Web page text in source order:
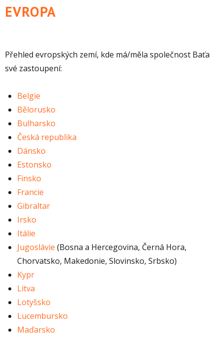
EVROPA
Přehled evropských zemí, kde má/měla společnost Baťa
své zastoupení:
Belgie
Bělorusko
Bulharsko
Česká republika
Dánsko
Estonsko
Finsko
Francie
Gibraltar
Irsko
Itálie
Jugoslávie (Bosna a Hercegovina, Černá Hora,
Chorvatsko, Makedonie, Slovinsko, Srbsko)
Kypr
Litva
Lotyšsko
Lucembursko
Maďarsko